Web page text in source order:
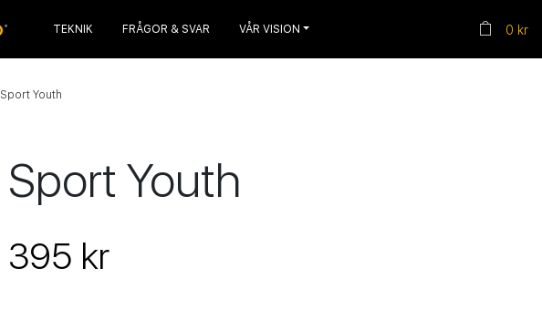
0 kr
TEKNIK FRÅGOR & SVAR VÅR VISION
Sport Youth
Sport Youth
395 kr